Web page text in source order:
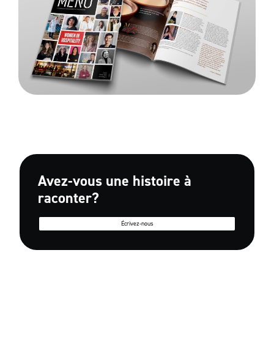
Avez-vous une histoire à
raconter?
Écrivez-nous